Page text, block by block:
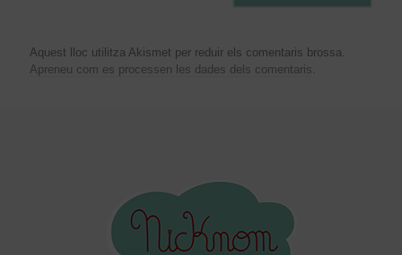
Aquest lloc utilitza Akismet per reduir els comentaris brossa.
Apreneu com es processen les dades dels comentaris